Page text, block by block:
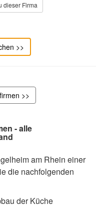
dieser Firma
>>
>>
- alle
am Rhein einer
die nachfolgenden
der Küche